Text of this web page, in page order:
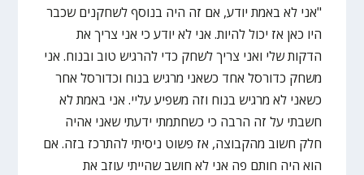
"אני לא באמת יודע, אם זה היה בנוסף לשחקנים שכבר
היו כאן אז יכול להיות. אני לא יודע כי אני צריך את
הדקות שלי ואני צריך לשחק כדי להרגיש טוב ובנוח. אני
משחק כדורסל אחד כשאני מרגיש בנוח וכדורסל אחר
כשאני לא מרגיש בנוח וזה משפיע עליי. אני באמת לא
חשבתי על זה הרבה כי כשחתמתי ידעתי שאני אהיה
חלק חשוב מהקבוצה, אז פשוט ניסיתי להתרכז בזה. אם
הוא היה חותם פה אני לא חושב שהייתי עוזב את